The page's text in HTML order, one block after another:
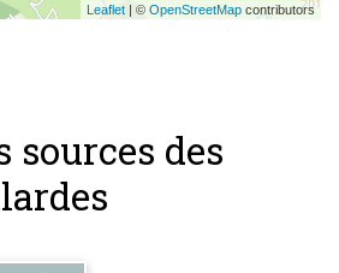
Leaflet | © OpenStreetMap contributors
sources des